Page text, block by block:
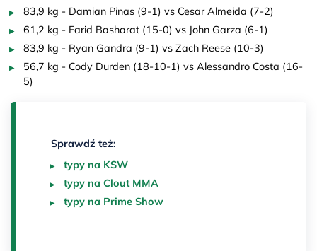
83,9 kg - Damian Pinas (9-1) vs Cesar Almeida (7-2)
61,2 kg - Farid Basharat (15-0) vs John Garza (6-1)
83,9 kg - Ryan Gandra (9-1) vs Zach Reese (10-3)
56,7 kg - Cody Durden (18-10-1) vs Alessandro Costa (16-
5)
Sprawdź też:
typy na KSW
typy na Clout MMA
typy na Prime Show